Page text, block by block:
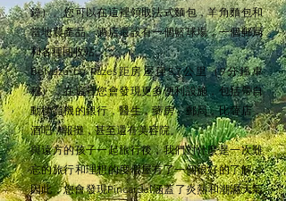
鐘）。您可以在這裡領取法式麵包，羊角麵包和
當地農產品。酒店還設有一個籃球場，一個郵局
和各種回收站。
Belveze du Razes距房屋僅5.7公里（9分鐘車
程），在這裡您會發現更多便利設施，包括帶自
動櫃員機的銀行，醫生，藥房，郵局，比薩店，
酒吧，報攤，甚至還有美容院。
與遠方的孩子一起旅行後，我們對什麼是一次難
忘的旅行和理想的度假屋有了一個很好的了解。
因此，您會發現Pincardel涵蓋了炎熱和潮濕天氣